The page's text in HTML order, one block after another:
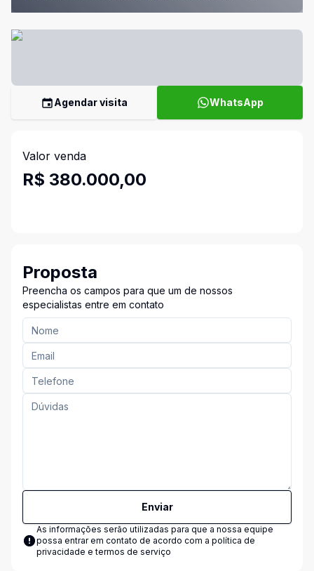
Agendar visita WhatsApp
Valor venda
R$ 380.000,00
Proposta
Preencha os campos para que um de nossos
especialistas entre em contato
Enviar
As informações serão utilizadas para que a nossa equipe
possa entrar em contato de acordo com a política de
privacidade e termos de serviço